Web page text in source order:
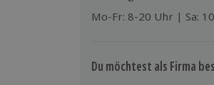
Wird gestellt:
Bodylotion
Mo-Fr: 8-20 Uhr | Sa:
Du möchtest als Firma